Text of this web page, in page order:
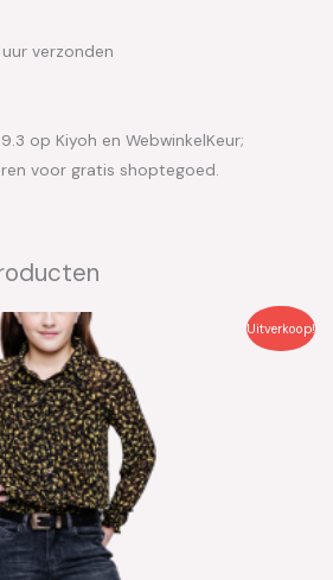
verzonden
op Kiyoh en WebwinkelKeur;
voor gratis shoptegoed.
Uitverkoop!